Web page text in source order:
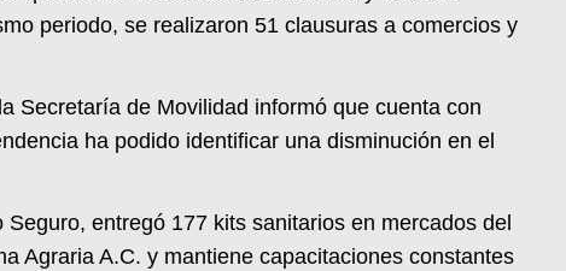
periodo, se realizaron 51 clausuras a comercios y
Secretaría de Movilidad informó que cuenta con
ha podido identificar una disminución en el
entregó 177 kits sanitarios en mercados del
Agraria A.C. y mantiene capacitaciones constantes